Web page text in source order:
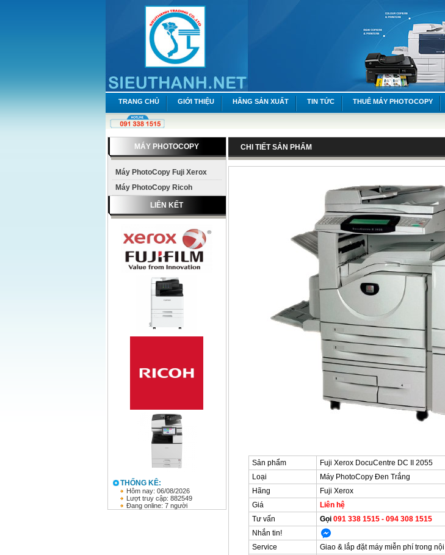
TRANG CHỦ GIỚI THIỆU HÃNG SẢN XUẤT TIN TỨC THUÊ MÁY PHOTOCOPY
MÁY PHOTOCOPY
Máy PhotoCopy Fuji Xerox
Máy PhotoCopy Ricoh
LIÊN KẾT
THỐNG KÊ:
Hôm nay: 06/08/2026
Lượt truy cập: 882549
Đang online: 7 người
CHI TIẾT SẢN PHẨM
Sản phẩm
Fuji Xerox DocuCentre DC II 2055
Loại
Máy PhotoCopy Đen Trắng
Hãng
Fuji Xerox
Giá
Liên hệ
Tư vấn
Gọi 091 338 1515 - 094 308 1515
Nhắn tin!
Service
Giao & lắp đặt máy miễn phí trong